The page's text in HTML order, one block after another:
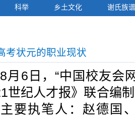
科举 乡土文化 谢氏族谱
考状元的职业现状
6日，“中国校友会
世纪人才报》联合编
要执笔人：赵德国